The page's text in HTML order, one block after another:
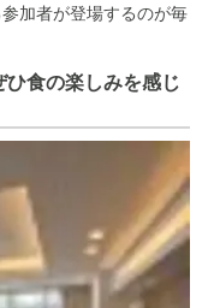
加者が登場するのが毎
食の楽しみを感じ